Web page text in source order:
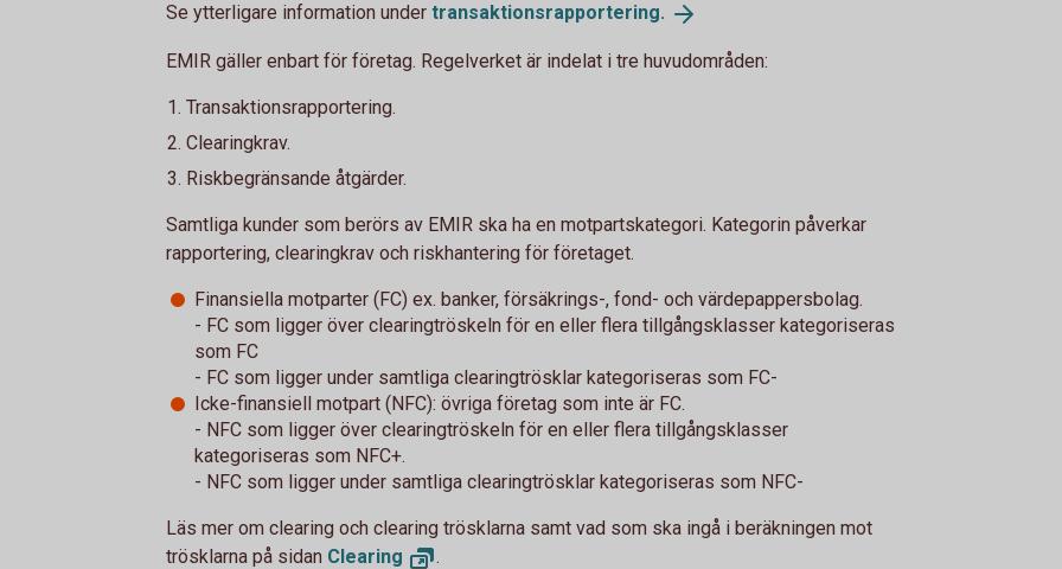
Se ytterligare information under transaktionsrapportering.
EMIR gäller enbart för företag. Regelverket är indelat i tre huvudområden:
Transaktionsrapportering.
Clearingkrav.
Riskbegränsande åtgärder.
Samtliga kunder som berörs av EMIR ska ha en motpartskategori. Kategorin påverkar
rapportering, clearingkrav och riskhantering för företaget.
Finansiella motparter (FC) ex. banker, försäkrings-, fond- och värdepappersbolag.
- FC som ligger över clearingtröskeln för en eller flera tillgångsklasser kategoriseras
som FC
- FC som ligger under samtliga clearingtrösklar kategoriseras som FC-
Icke-finansiell motpart (NFC): övriga företag som inte är FC.
- NFC som ligger över clearingtröskeln för en eller flera tillgångsklasser
kategoriseras som NFC+.
- NFC som ligger under samtliga clearingtrösklar kategoriseras som NFC-
Läs mer om clearing och clearing trösklarna samt vad som ska ingå i beräkningen mot
trösklarna på sidan Clearing .